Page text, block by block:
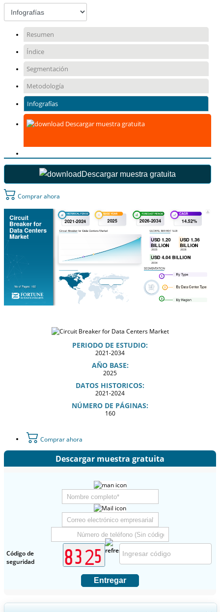
Resumen
Índice
Segmentación
Metodología
Infografías
Descargar muestra gratuita
Descargar muestra gratuita
Comprar ahora
PERIODO DE ESTUDIO:
2021-2034
AÑO BASE:
2025
DATOS HISTORICOS:
2021-2024
NÚMERO DE PÁGINAS:
160
Comprar ahora
Descargar muestra gratuita
Código de
seguridad
Entregar